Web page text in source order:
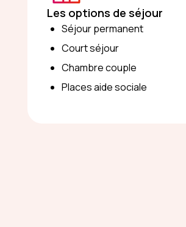
Les options de séjour
Séjour permanent
Court séjour
Chambre couple
Places aide sociale